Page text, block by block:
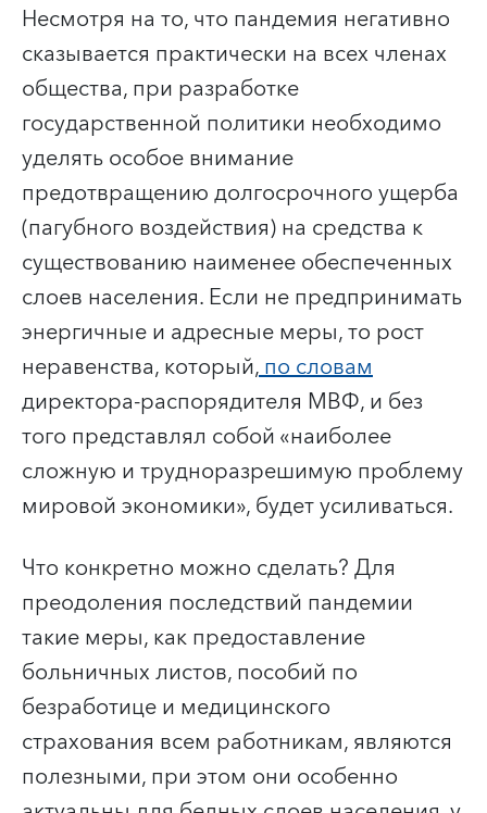
Несмотря на то, что пандемия негативно
сказывается практически на всех членах
общества, при разработке
государственной политики необходимо
уделять особое внимание
предотвращению долгосрочного ущерба
(пагубного воздействия) на средства к
существованию наименее обеспеченных
слоев населения. Если не предпринимать
энергичные и адресные меры, то рост
неравенства, который,по словам
директора-распорядителя МВФ, и без
того представлял собой «наиболее
сложную и трудноразрешимую проблему
мировой экономики», будет усиливаться.
Что конкретно можно сделать? Для
преодоления последствий пандемии
такие меры, как предоставление
больничных листов, пособий по
безработице и медицинского
страхования всем работникам, являются
полезными, при этом они особенно